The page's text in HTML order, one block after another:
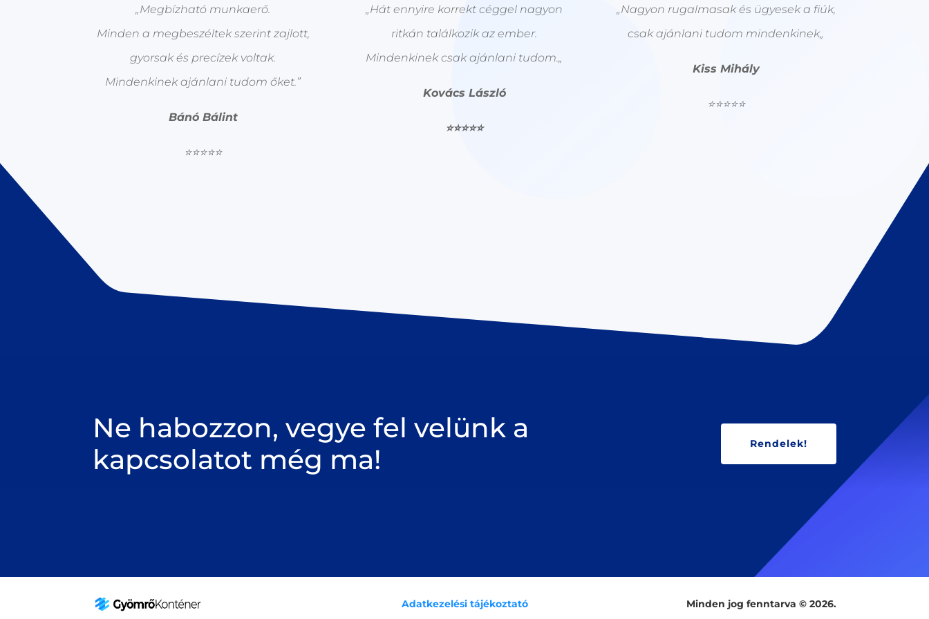
„Megbízható munkaerő.
Minden a megbeszéltek szerint zajlott,
gyorsak és precízek voltak.
Mindenkinek ajánlani tudom őket.”
Bánó Bálint
⭐⭐⭐⭐⭐
„Hát ennyire korrekt céggel nagyon
ritkán találkozik az ember.
Mindenkinek csak ajánlani tudom.„
Kovács László
⭐⭐⭐⭐⭐
„Nagyon rugalmasak és ügyesek a fiúk,
csak ajánlani tudom mindenkinek„
Kiss Mihály
⭐⭐⭐⭐⭐
Ne habozzon, vegye fel velünk a
kapcsolatot még ma!
Rendelek!
Adatkezelési tájékoztató Minden jog fenntarva © 2026.